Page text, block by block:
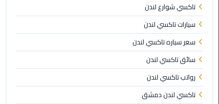
خدمة
VIP
ايجار
سيارات
في
مصر
تاكسي شوارع لندن
سيارات تاكسي لندن
سعر سياره تاكسي لندن
سائق تاكسي لندن
رواتب تاكسي لندن
تاكسي لندن دمشق